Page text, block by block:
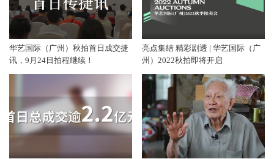
华艺国际（广州）秋拍首日成交捷
讯，9月24日拍程继续！
亮点集结 精彩剧透 | 华艺国际（广
州）2022秋拍即将开启